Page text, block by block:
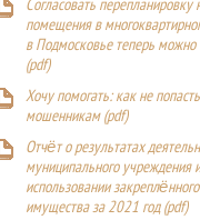
Согласовать перепланировку
помещения в
в Подмосковье теперь можно
(pdf)
Хочу помогать: как не
мошенникам (pdf)
Отчёт о результатах
муниципального учреждения
использовании
имущества за 2021 год (pdf)